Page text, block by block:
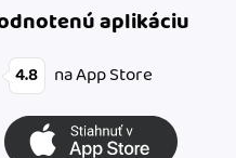
aplikáciu
4.8 na App Store